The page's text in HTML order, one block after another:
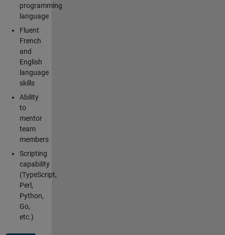
programming
language
Fluent
French
and
English
language
skills
Ability
to
mentor
team
members
Scripting
capability
(TypeScript,
Perl,
Python,
Go,
etc.)